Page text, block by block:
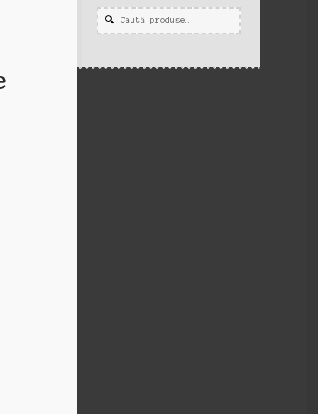
Caută
după:
Caută